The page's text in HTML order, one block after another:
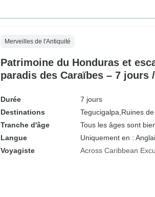
Merveilles de l'Antiquité
Patrimoine du Honduras et
paradis des Caraïbes – 7 jours
Durée
7 jours
Destinations
Tegucigalpa, Ruines de
Tranche d'âge
Tous les âges sont
Langue
Uniquement en :
Voyagiste
Across Caribbean